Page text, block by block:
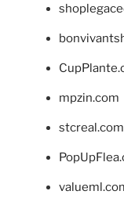
mpzin.com
stcreal.com